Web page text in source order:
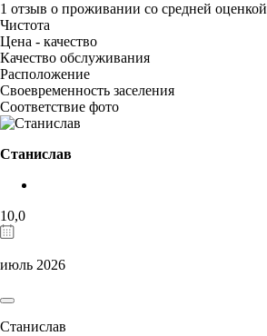
1 отзыв о проживании со средней оценкой
Чистота
Цена - качество
Качество обслуживания
Расположение
Своевременность заселения
Соответствие фото
Станислав
10,0
июль 2026
Станислав